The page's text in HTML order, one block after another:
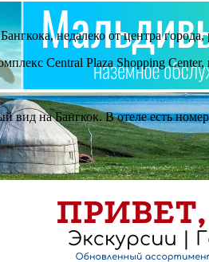
недалеко от центра
Central Plaza Shopping
на Бангкок. В отеле есть